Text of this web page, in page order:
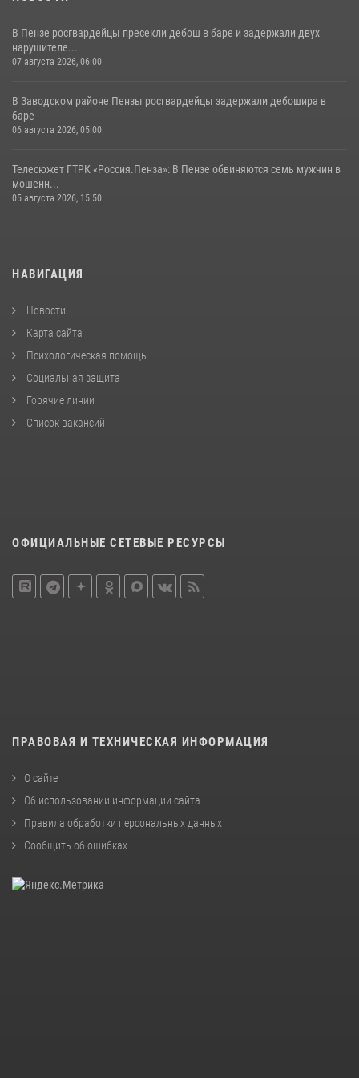
В Пензе росгвардейцы пресекли дебош в баре и задержали двух
нарушителе...
07 августа 2026, 06:00
В Заводском районе Пензы росгвардейцы задержали дебошира в
баре
06 августа 2026, 05:00
Телесюжет ГТРК «Россия.Пенза»: В Пензе обвиняются семь мужчин в
мошенн...
05 августа 2026, 15:50
НАВИГАЦИЯ
Новости
Карта сайта
Психологическая помощь
Социальная защита
Горячие линии
Список вакансий
ОФИЦИАЛЬНЫЕ СЕТЕВЫЕ РЕСУРСЫ
ПРАВОВАЯ И ТЕХНИЧЕСКАЯ ИНФОРМАЦИЯ
О сайте
Об использовании информации сайта
Правила обработки персональных данных
Сообщить об ошибках